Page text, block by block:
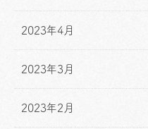
2023年4月
2023年3月
2023年2月